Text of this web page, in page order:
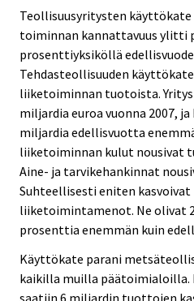
Teollisuusyritysten käyttökate
toiminnan kannattavuus ylitti
prosenttiyksiköllä
Tehdasteollisuuden
liiketoiminnan tuotoista.
miljardia euroa vuonna 2007,
miljardia edellisvuotta
liiketoiminnan kulut nousivat
Aine- ja tarvikehankinnat
Suhteellisesti eniten kasvoivat
liiketoimintamenot. Ne olivat
prosenttia enemmän kuin
Käyttökate parani
kaikilla muilla päätoimialoilla.